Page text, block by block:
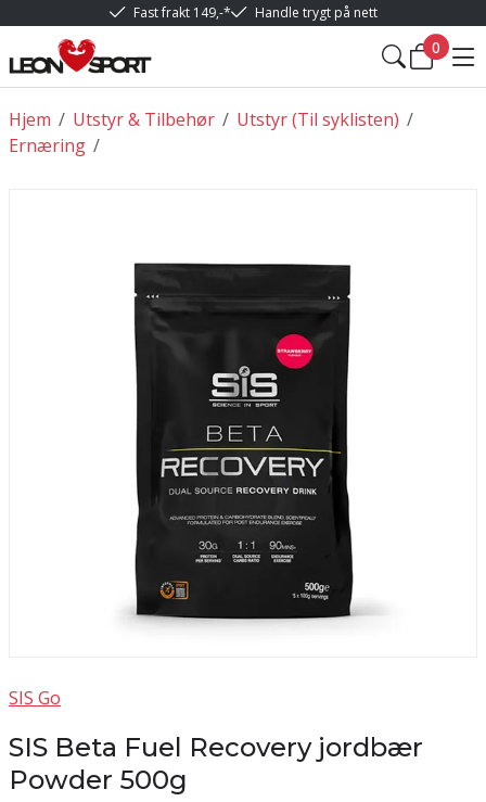
Fast frakt 149,-* Handle trygt på nett
0
/
Hjem /
Utstyr & Tilbehør /
Utstyr (Til syklisten)
/
Ernæring
SIS Go
SIS Beta Fuel Recovery jordbær
Powder 500g